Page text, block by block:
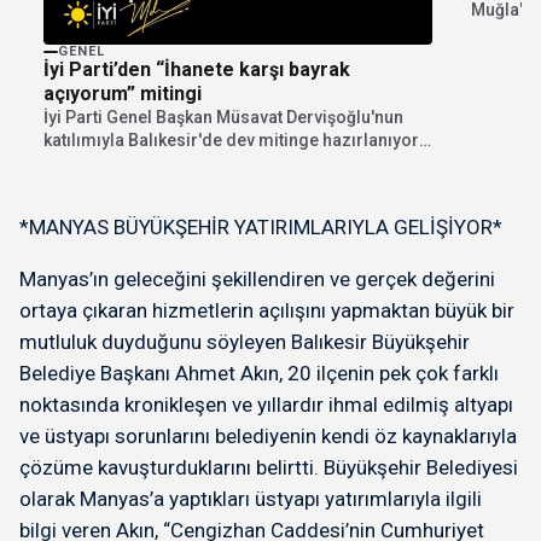
GENEL
İyi Parti’den “İhanete karşı bayrak
açıyorum” mitingi
İyi Parti Genel Başkan Müsavat Dervişoğlu'nun
katılımıyla Balıkesir'de dev mitinge hazırlanıyor.
*MANYAS BÜYÜKŞEHİR YATIRIMLARIYLA GELİŞİYOR*
Manyas’ın geleceğini şekillendiren ve gerçek değerini
ortaya çıkaran hizmetlerin açılışını yapmaktan büyük bir
mutluluk duyduğunu söyleyen Balıkesir Büyükşehir
Belediye Başkanı Ahmet Akın, 20 ilçenin pek çok farklı
noktasında kronikleşen ve yıllardır ihmal edilmiş altyapı
ve üstyapı sorunlarını belediyenin kendi öz kaynaklarıyla
çözüme kavuşturduklarını belirtti. Büyükşehir Belediyesi
olarak Manyas’a yaptıkları üstyapı yatırımlarıyla ilgili
bilgi veren Akın, “Cengizhan Caddesi’nin Cumhuriyet